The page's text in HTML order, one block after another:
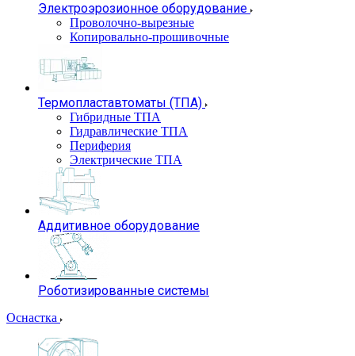
Электроэрозионное оборудование
Проволочно-вырезные
Копировально-прошивочные
Термопластавтоматы (ТПА)
Гибридные ТПА
Гидравлические ТПА
Периферия
Электрические ТПА
Аддитивное оборудование
Роботизированные системы
Оснастка